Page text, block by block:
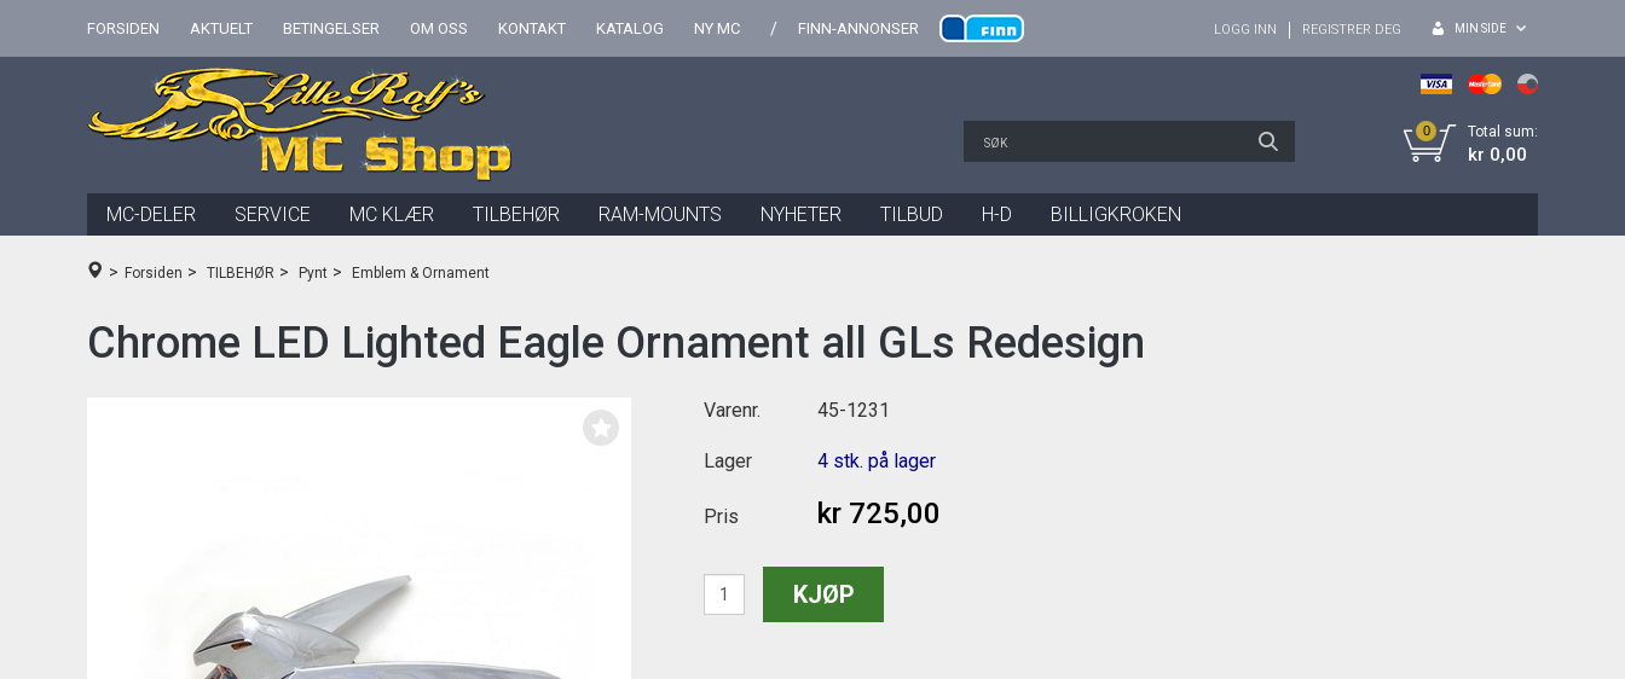
FORSIDEN AKTUELT BETINGELSER OM OSS KONTAKT KATALOG NY MC FINN-ANNONSER MIN SIDE
LOGG INN REGISTRER DEG
0 Total sum:
kr 0,00
MC-DELER SERVICE MC KLÆR TILBEHØR RAM-MOUNTS NYHETER TILBUD H-D BILLIGKROKEN
> Forsiden > TILBEHØR > Pynt > Emblem & Ornament
Chrome LED Lighted Eagle Ornament all GLs Redesign
Varenr. 45-1231
Lager 4 stk. på lager
Pris kr 725,00